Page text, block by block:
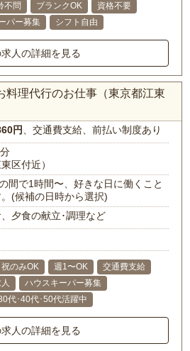
不問 ブランクOK
資格不要
パー募集 シフト自由
人の詳細を見る
料理代行のお仕事（東京都江東
円、交通費支給、前払い制度あり
区付近）
間で1時間〜、好きな日に働くこと
(候補の日時から選択)
夕食の献立･調理など
のみOK 週1〜OK
交通費支給
ハウスキーパー募集
代･40代･50代活躍中
人の詳細を見る